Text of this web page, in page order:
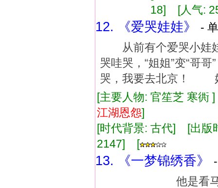
18] [人气:
12. 《爱哭娃娃》
-
从前有个爱哭小娃
哭哇哭，“姐姐”变“
哭，我要去北京！
[主要人物: 官笙芝 寒
江湖恩怨]
[时代背景: 古代] [出
2147] [
13. 《一梦锦绣香》
他是看